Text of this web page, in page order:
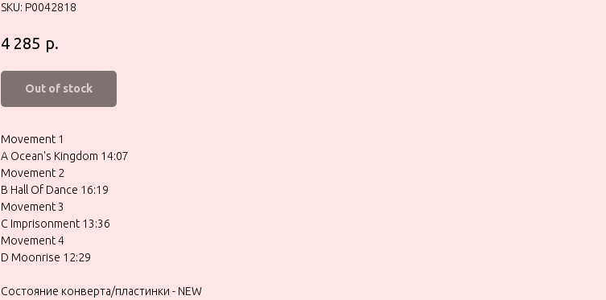
SKU: P0042818
4 285 р.
Out of stock
Movement 1
A Ocean's Kingdom 14:07
Movement 2
B Hall Of Dance 16:19
Movement 3
C Imprisonment 13:36
Movement 4
D Moonrise 12:29
Состояние конверта/пластинки - NEW